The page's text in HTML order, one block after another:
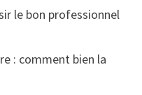
le bon professionnel
: comment bien la